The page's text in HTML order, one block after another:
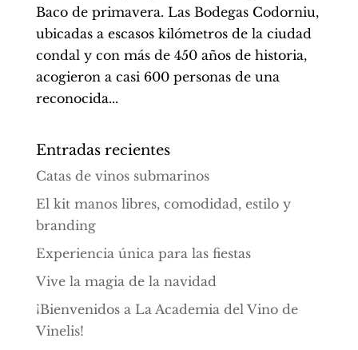
Baco de primavera. Las Bodegas Codorniu,
ubicadas a escasos kilómetros de la ciudad
condal y con más de 450 años de historia,
acogieron a casi 600 personas de una
reconocida...
Entradas recientes
Catas de vinos submarinos
El kit manos libres, comodidad, estilo y
branding
Experiencia única para las fiestas
Vive la magia de la navidad
¡Bienvenidos a La Academia del Vino de
Vinelis!